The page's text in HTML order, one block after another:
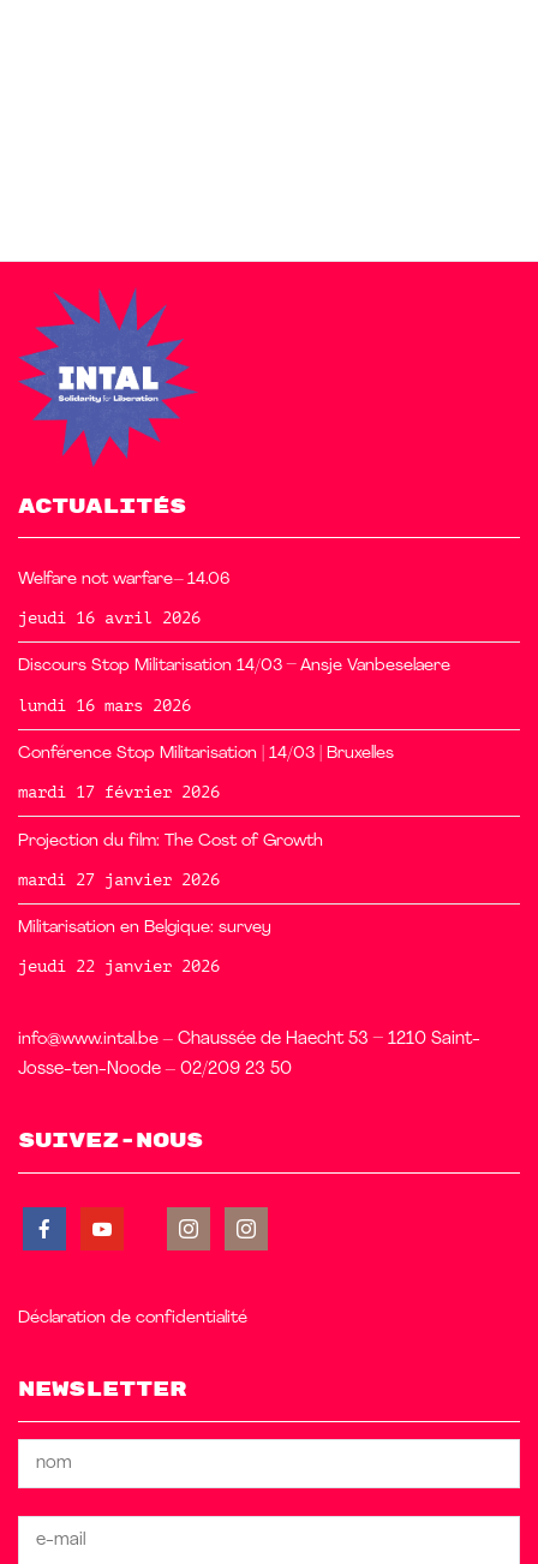
ACTUALITÉS
Welfare not warfare– 14.06
jeudi 16 avril 2026
Discours Stop Militarisation 14/03 – Ansje Vanbeselaere
lundi 16 mars 2026
Conférence Stop Militarisation | 14/03 | Bruxelles
mardi 17 février 2026
Projection du film: The Cost of Growth
mardi 27 janvier 2026
Militarisation en Belgique: survey
jeudi 22 janvier 2026
info@www.intal.be – Chaussée de Haecht 53 – 1210 Saint-
Josse-ten-Noode – 02/209 23 50
Suivez-nous
Déclaration de confidentialité
Newsletter